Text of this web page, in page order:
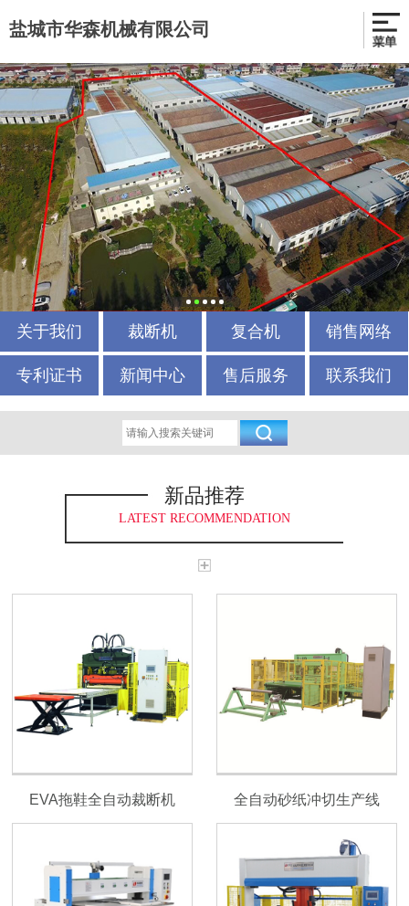
盐城市华森机械有限公司
关于我们 裁断机 复合机 销售网络
专利证书 新闻中心 售后服务 联系我们
新品推荐
LATEST RECOMMENDATION
EVA拖鞋全自动裁断机 全自动砂纸冲切生产线